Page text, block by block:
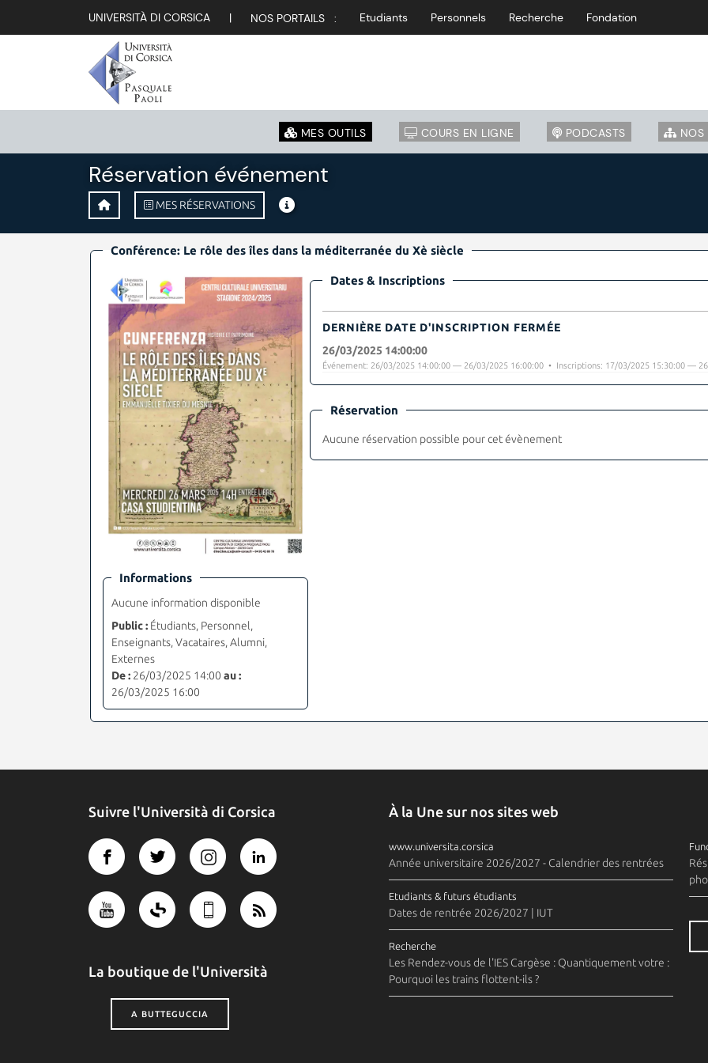
UNIVERSITÀ DI CORSICA | NOS PORTAILS : Etudiants Personnels Recherche Fondation
MES OUTILS COURS EN LIGNE PODCASTS NOS
Réservation événement
MES RÉSERVATIONS
Conférence: Le rôle des îles dans la méditerranée du Xè siècle
Informations
Aucune information disponible
Public : Étudiants, Personnel,
Enseignants, Vacataires, Alumni,
Externes
De : 26/03/2025 14:00 au :
26/03/2025 16:00
Dates & Inscriptions
DERNIÈRE DATE D'INSCRIPTION FERMÉE
26/03/2025 14:00:00
Événement: 26/03/2025 14:00:00 — 26/03/2025 16:00:00 • Inscriptions: 17/03/2025 15:30:00 —
Réservation
Aucune réservation possible pour cet évènement
Suivre l'Università di Corsica
La boutique de l'Università
A BUTTEGUCCIA
À la Une sur nos sites web
www.universita.corsica
Année universitaire 2026/2027 - Calendrier des rentrées
Etudiants & futurs étudiants
Dates de rentrée 2026/2027 | IUT
Recherche
Les Rendez-vous de l'IES Cargèse : Quantiquement votre :
Pourquoi les trains flottent-ils ?